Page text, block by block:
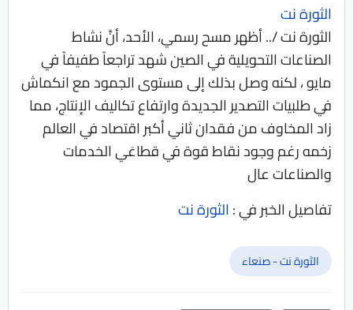
الثورة نت
الثورة نت /.. أظهر مسح رسمي، الأحد، أنَّ نشاط
الصناعات التحويلية في الصين شهد تراجعاً طفيفاً في
مايو ، لكنه وصل بذلك إلى مستوى الجمود مع انكماش
في طلبيات التصدير الجديدة وارتفاع تكاليف الإنتاج، مما
زاد المخاوف من فقدان ثاني أكبر اقتصاد في العالم
زخمه رغم وجود نقاط قوة في قطاعَي الخدمات
والصناعات عال
تفاصيل الخبر في :الثورة نت
الثورة نت - صنعاء